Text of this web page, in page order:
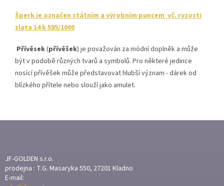
Šperk je označen státním a výrobním puncem vč. ryzosti
zlata 14 k 585/1000
Přívěsek(přívěšek) je považován za módní doplněk a může
být v podobě různých tvarů a symbolů. Pro některé jedince
nosící přívěšek může představovat hlubší význam - dárek od
blízkého přítele nebo slouží jako amulet.
A
T
JF-GOLDEN s.r.o.
prodejna : T.G. Masaryka 550, 27201 Kladno
E-mail: